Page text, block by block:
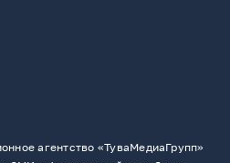
агентство «ТуваМедиаГрупп»